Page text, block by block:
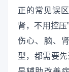
正的常见误
肾，不用控
伤心、脑、
型，都需要